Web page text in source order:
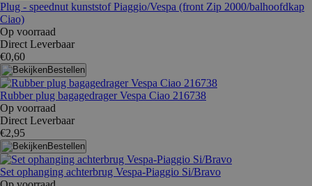
Plug - speednut kunststof Piaggio/Vespa (front Zip 2000/balhoofdkap
Ciao)
Op voorraad
Direct Leverbaar
€0,60
Bestellen
Rubber plug bagagedrager Vespa Ciao 216738
Op voorraad
Direct Leverbaar
€2,95
Bestellen
Set ophanging achterbrug Vespa-Piaggio Si/Bravo